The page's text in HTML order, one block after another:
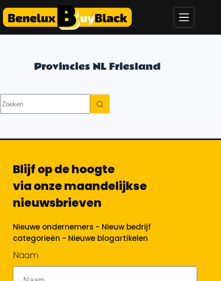
Provincies NLFriesland
Blijf op de hoogte
via onze maandelijkse
nieuwsbrieven
Nieuwe ondernemers - Nieuw bedrijf
categorieën - Nieuwe blogartikelen
Naam